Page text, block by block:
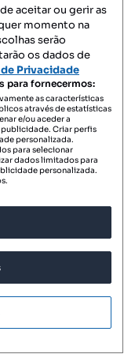
aceitar ou gerir as
momento na
serão
os dados de
Privacidade
para fornecermos:
as características
através de estatísticas
e/ou aceder a
Criar perfis
personalizada.
para selecionar
dados limitados para
personalizada.